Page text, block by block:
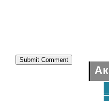
Submit Comment